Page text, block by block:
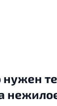
нужен